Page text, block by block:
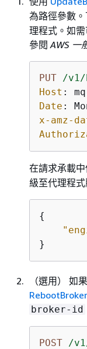
為路徑參數
理程式。如
參閱 AWS 一
PUT /v1/
Host :
Date :
x-amz-
在請求承載
級至代理程式
{
}
（選用） 如
RebootBroker
broker-id
POST /